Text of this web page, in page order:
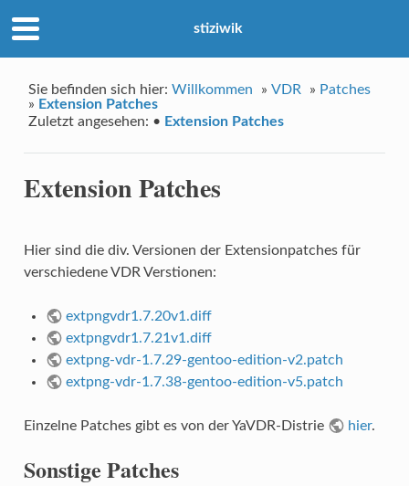
stiziwik
Sie befinden sich hier:Willkommen »VDR » Patches
» Extension Patches
Zuletzt angesehen: • Extension Patches
Extension Patches
Hier sind die div. Versionen der Extensionpatches für
verschiedene VDR Verstionen:
extpngvdr1.7.20v1.diff
extpngvdr1.7.21v1.diff
extpng-vdr-1.7.29-gentoo-edition-v2.patch
extpng-vdr-1.7.38-gentoo-edition-v5.patch
Einzelne Patches gibt es von der YaVDR-Distrie hier.
Sonstige Patches